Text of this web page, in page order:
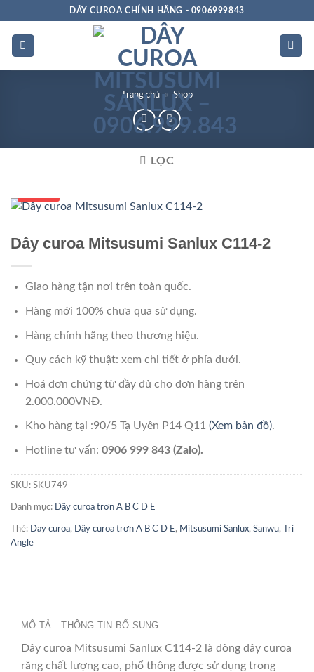
dung
DÂY CUROA CHÍNH HÃNG - 0906999843
Trang chủ » Shop
LỌC
Dây curoa Mitsusumi Sanlux C114-2
Giao hàng tận nơi trên toàn quốc.
Hàng mới 100% chưa qua sử dụng.
Hàng chính hãng theo thương hiệu.
Quy cách kỹ thuật: xem chi tiết ở phía dưới.
Hoá đơn chứng từ đầy đủ cho đơn hàng trên
2.000.000VNĐ.
Kho hàng tại :90/5 Tạ Uyên P14 Q11 (Xem bản đồ).
Hotline tư vấn: 0906 999 843 (Zalo).
SKU: SKU749
Danh mục: Dây curoa trơn A B C D E
Thẻ: Day curoa, Dây curoa trơn A B C D E , Mitsusumi Sanlux, Sanwu,
Tri
Angle
MÔ TẢ THÔNG TIN BỔ SUNG
Dây curoa Mitsusumi Sanlux C114-2 là dòng dây curoa
răng chất lượng cao, phổ thông được sử dụng trong